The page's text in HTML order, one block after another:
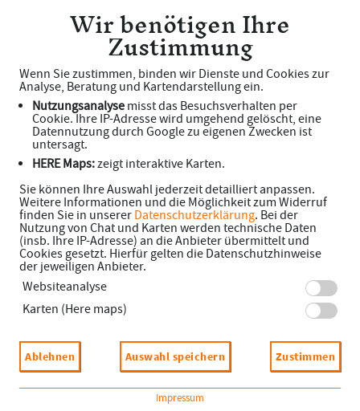
Wir benötigen Ihre
Zustimmung
Wenn Sie zustimmen, binden wir Dienste und Cookies zur
Analyse, Beratung und Kartendarstellung ein.
Nutzungsanalyse misst das Besuchsverhalten per
Cookie. Ihre IP-Adresse wird umgehend gelöscht, eine
Datennutzung durch Google zu eigenen Zwecken ist
untersagt.
HERE Maps:zeigt interaktive Karten.
Sie können Ihre Auswahl jederzeit detailliert anpassen.
Weitere Informationen und die Möglichkeit zum Widerruf
finden Sie in unserer Datenschutzerklärung. Bei der
Nutzung von Chat und Karten werden technische Daten
(insb. Ihre IP-Adresse) an die Anbieter übermittelt und
Cookies gesetzt. Hierfür gelten die Datenschutzhinweise
der jeweiligen Anbieter.
Websiteanalyse
Karten (Here maps)
Ablehnen Auswahl speichern Zustimmen
Impressum
Sonnen Apotheke
Haben Sie noch Fragen?
Dann schreiben Sie uns einfach eine Nachricht oder rufen Sie uns
direkt unter 04347 - 3263 an. Wir helfen Ihnen gerne weiter.
Ihre Daten
Vorname*
Name*
E-Mail*